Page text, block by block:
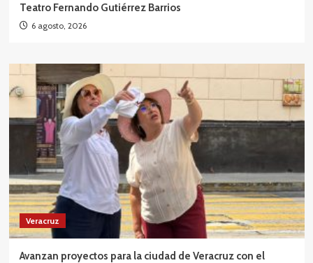
Teatro Fernando Gutiérrez Barrios
6 agosto, 2026
Veracruz
Avanzan proyectos para la ciudad de Veracruz con el